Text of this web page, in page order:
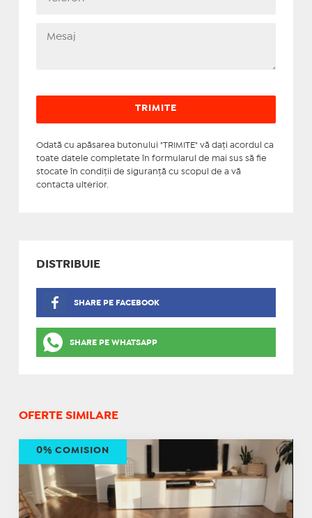
Odată cu apăsarea butonului "TRIMITE" vă daţi acordul ca
toate datele completate în formularul de mai sus să fie
stocate în condiţii de siguranţă cu scopul de a vă
contacta ulterior.
DISTRIBUIE
SHARE PE FACEBOOK
SHARE PE WHATSAPP
OFERTE SIMILARE
0% COMISION